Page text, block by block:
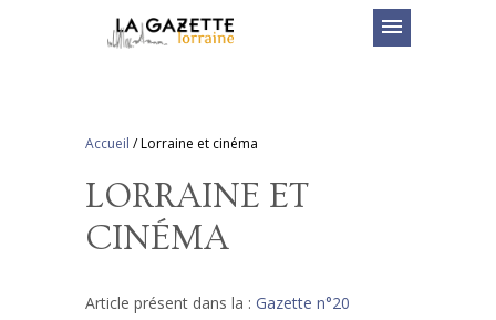
menu
Accueil /Lorraine et cinéma
LORRAINE ET
CINÉMA
Article présent dans la : Gazette n°20